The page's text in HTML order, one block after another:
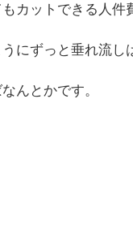
カットできる人件
にずっと垂れ流し
んとかです。